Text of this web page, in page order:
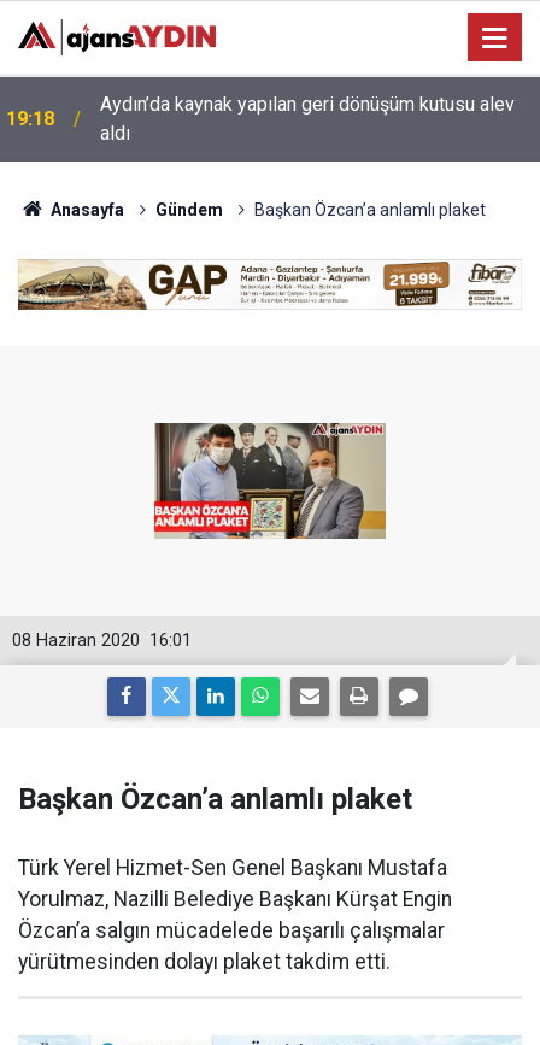
17:34 Aydın’da otomobil karşı şeritteki araca çarptı
Anasayfa Gündem Başkan Özcan’a anlamlı plaket
16:01
08 Haziran 2020
Başkan Özcan’a anlamlı plaket
Türk Yerel Hizmet-Sen Genel Başkanı Mustafa
Yorulmaz, Nazilli Belediye Başkanı Kürşat Engin
Özcan’a salgın mücadelede başarılı çalışmalar
yürütmesinden dolayı plaket takdim etti.